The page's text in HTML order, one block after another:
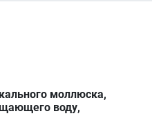
моллюска,
воду,